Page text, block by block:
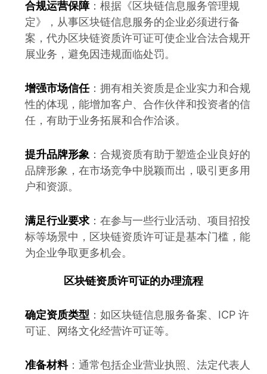
合规运营保障：根据《区块链信息服务管理规
定》，从事区块链信息服务的企业必须进行备
案，代办区块链资质许可证可使企业合法合规开
展业务，避免因违规面临处罚。
增强市场信任：拥有相关资质是企业实力和合规
性的体现，能增加客户、合作伙伴和投资者的信
任，有助于业务拓展和合作洽谈。
提升品牌形象 ：合规资质有助于塑造企业良好的
品牌形象，在市场竞争中脱颖而出，吸引更多用
户和资源。
满足行业要求 ：在参与一些行业活动、项目招投
标等场景中，区块链资质许可证是基本门槛，能
为企业争取更多机会。
区块链资质许可证的办理流程
确定资质类型 ：如区块链信息服务备案、ICP 许
可证、网络文化经营许可证等。
准备材料：通常包括企业营业执照、法定代表人